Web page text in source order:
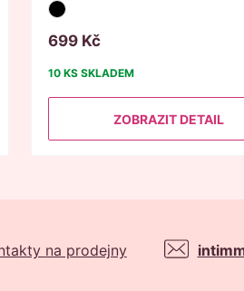
699 Kč
10 KS SKLADEM
ZOBRAZIT DETAIL
na prodejny